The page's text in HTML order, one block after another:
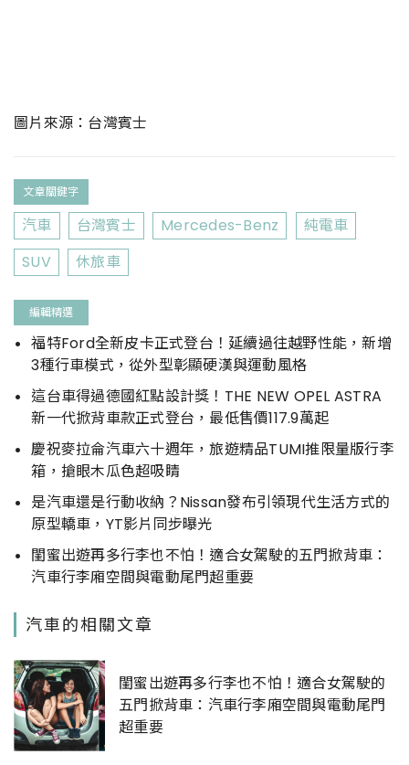
圖片來源：台灣賓士
文章關鍵字
汽車 台灣賓士 Mercedes-Benz
純電車
SUV
休旅車
編輯精選
福特Ford全新皮卡正式登台！延續過往越野性能，新增
3種行車模式，從外型彰顯硬漢與運動風格
這台車得過德國紅點設計獎！THE NEW OPEL ASTRA
新一代掀背車款正式登台，最低售價117.9萬起
慶祝麥拉侖汽車六十週年，旅遊精品TUMI推限量版行李
箱，搶眼木瓜色超吸睛
是汽車還是行動收納？Nissan發布引領現代生活方式的
原型轎車，YT影片同步曝光
閨蜜出遊再多行李也不怕！適合女駕駛的五門掀背車：
汽車行李廂空間與電動尾門超重要
汽車的相關文章
閨蜜出遊再多行李也不怕！適合女駕駛的
五門掀背車：汽車行李廂空間與電動尾門
超重要